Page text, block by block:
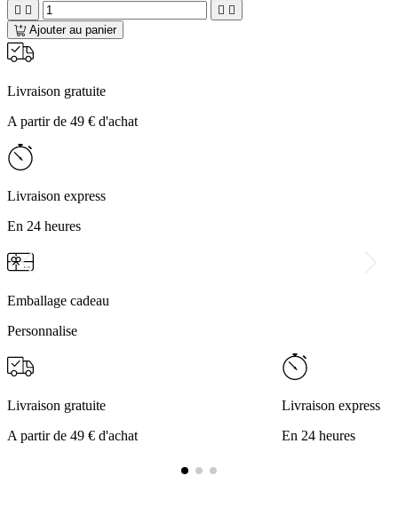
   
Ajouter au panier
Livraison gratuite
A partir de 49 € d'achat
Livraison express
En 24 heures
Emballage cadeau
Personnalise
Livraison gratuite
A partir de 49 € d'achat
Livraison express
En 24 heures